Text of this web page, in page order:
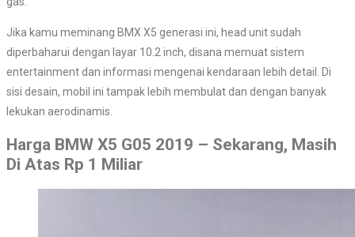
Jika kamu meminang BMX X5 generasi ini, head unit sudah
diperbaharui dengan layar 10.2 inch, disana memuat sistem
entertainment dan informasi mengenai kendaraan lebih detail. Di
sisi desain, mobil ini tampak lebih membulat dan dengan banyak
lekukan aerodinamis.
Harga BMW X5 G05 2019 – Sekarang, Masih
Di Atas Rp 1 Miliar